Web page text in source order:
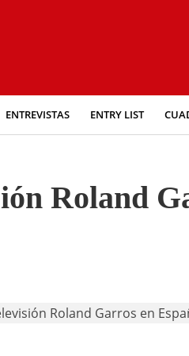
ENTREVISTAS ENTRY LIST
Roland